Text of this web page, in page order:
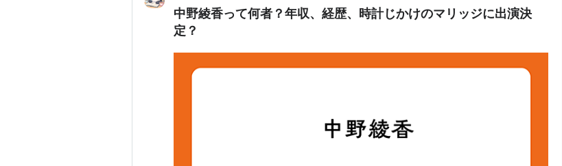
中野綾香って何者？年収、経歴、時計じかけのマリッジに出演決
定？